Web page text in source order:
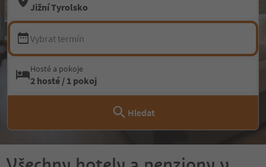
Jižní Tyrolsko
Vybrat termín
Hosté a pokoje
2 hosté / 1 pokoj
Hledat